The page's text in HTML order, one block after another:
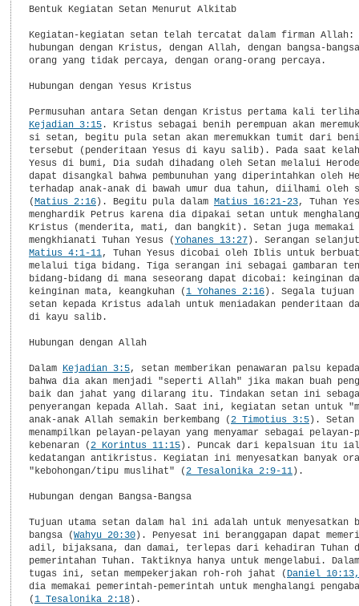
Bentuk Kegiatan Setan Menurut Alkitab
Kegiatan-kegiatan setan telah tercatat dalam firman Allah:
hubungan dengan Kristus, dengan Allah, dengan bangsa-
orang yang tidak percaya, dengan orang-orang percaya.
Hubungan dengan Yesus Kristus
Kejadian 3:15. Kristus sebagai benih perempuan akan
si setan, begitu pula setan akan meremukkan tumit dari
tersebut (penderitaan Yesus di kayu salib). Pada saat
Yesus di bumi, Dia sudah dihadang oleh Setan melalui
dapat disangkal bahwa pembunuhan yang diperintahkan oleh
terhadap anak-anak di bawah umur dua tahun, diilhami oleh
(Matius 2:16). Begitu pula dalam Matius 16:21-23, Tuhan
menghardik Petrus karena dia dipakai setan untuk
Kristus (menderita, mati, dan bangkit). Setan juga memakai
mengkhianati Tuhan Yesus (Yohanes 13:27
Matius 4:1-11, Tuhan Yesus dicobai oleh Iblis untuk
melalui tiga bidang. Tiga serangan ini sebagai gambaran
bidang-bidang di mana seseorang dapat dicobai: keinginan
keinginan mata, keangkuhan (1 Yohanes 2:16). Segala tujuan
setan kepada Kristus adalah untuk meniadakan penderitaan
di kayu salib.
Hubungan dengan Allah
Dalam Kejadian 3:5, setan memberikan penawaran palsu
bahwa dia akan menjadi "seperti Allah" jika makan buah
baik dan jahat yang dilarang itu. Tindakan setan ini
penyerangan kepada Allah. Saat ini, kegiatan setan untuk
anak-anak Allah semakin berkembang (2 Timotius 3:5). Setan
menampilkan pelayan-pelayan yang menyamar sebagai pelayan-
kebenaran (2 Korintus 11:15). Puncak dari kepalsuan itu
kedatangan antikristus. Kegiatan ini menyesatkan banyak
"kebohongan/tipu muslihat" (2 Tesalonika 2:9-11).
Hubungan dengan Bangsa-Bangsa
Tujuan utama setan dalam hal ini adalah untuk menyesatkan
bangsa (Wahyu 20:30). Penyesat ini beranggapan dapat
adil, bijaksana, dan damai, terlepas dari kehadiran Tuhan
pemerintahan Tuhan. Taktiknya hanya untuk mengelabui.
tugas ini, setan mempekerjakan roh-roh jahat ( Daniel
dia memakai pemerintah-pemerintah untuk menghalangi
(1 Tesalonika 2:18).